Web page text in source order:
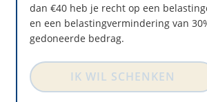
dan €40 heb je recht op een
en een belastingvermindering van
gedoneerde bedrag.
IK WIL SCHENKEN